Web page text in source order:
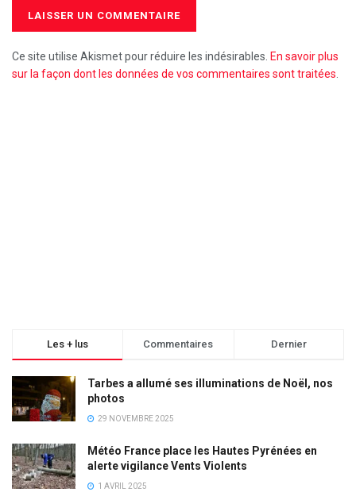
Ce site utilise Akismet pour réduire les indésirables. En savoir plus
sur la façon dont les données de vos commentaires sont traitées.
Les + lus Commentaires Dernier
Tarbes a allumé ses illuminations de Noël, nos
photos
29 NOVEMBRE 2025
Météo France place les Hautes Pyrénées en
alerte vigilance Vents Violents
1 AVRIL 2025